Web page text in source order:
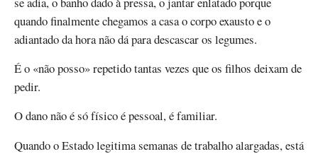
quando finalmente chegamos a casa o corpo exausto e o
adiantado da hora não dá para descascar os legumes.
É o «não posso» repetido tantas vezes que os filhos deixam de
pedir.
O dano não é só físico é pessoal, é familiar.
Quando o Estado legitima semanas de trabalho alargadas, está